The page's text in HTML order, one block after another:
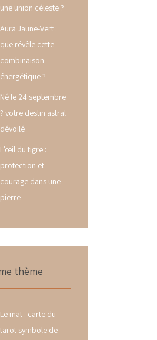
une union céleste ?
Aura Jaune-Vert :
que révèle cette
combinaison
énergétique ?
Né le 24 septembre
? votre destin astral
dévoilé
L’œil du tigre :
protection et
courage dans une
pierre
thème
Le mat : carte du
tarot symbole de